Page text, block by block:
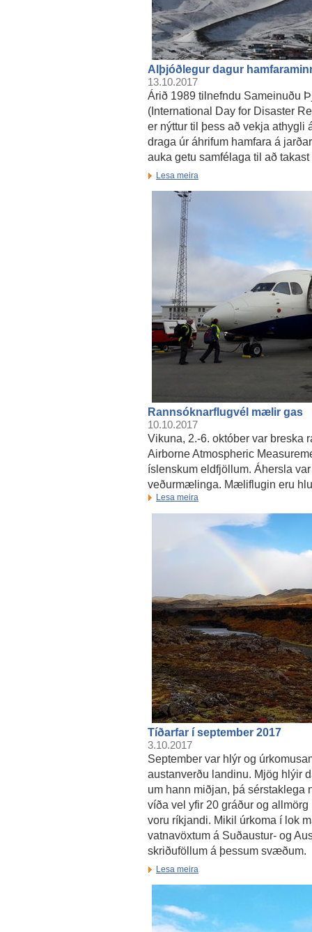
Alþjóðlegur dagur
13.10.2017
Árið 1989 tilnefndu Sameinuðu
(International Day for Disaster
er nýttur til þess að vekja athygli
draga úr áhrifum hamfara á
auka getu samfélaga til að takast
Lesa meira
Rannsóknarflugvél mælir gas
10.10.2017
Vikuna, 2.-6. október var breska
Airborne Atmospheric
íslenskum eldfjöllum. Áhersla
veðurmælinga. Mæliflugin eru
Lesa meira
Tíðarfar í september 2017
3.10.2017
September var hlýr og
austanverðu landinu. Mjög hlýir
um hann miðjan, þá sérstaklega
víða vel yfir 20 gráður og
voru ríkjandi. Mikil úrkoma í lok
vatnavöxtum á Suðaustur- og
skriðuföllum á þessum svæðum.
Lesa meira